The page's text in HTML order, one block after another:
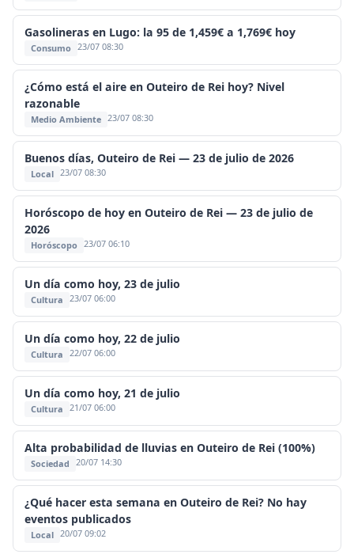
Gasolineras en Lugo: la 95 de 1,459€ a 1,769€ hoy
Consumo 23/07 08:30
¿Cómo está el aire en Outeiro de Rei hoy? Nivel
razonable
Medio Ambiente 23/07 08:30
Buenos días, Outeiro de Rei — 23 de julio de 2026
Local 23/07 08:30
Horóscopo de hoy en Outeiro de Rei — 23 de julio de
2026
Horóscopo 23/07 06:10
Un día como hoy, 23 de julio
Cultura 23/07 06:00
Un día como hoy, 22 de julio
Cultura 22/07 06:00
Un día como hoy, 21 de julio
Cultura 21/07 06:00
Alta probabilidad de lluvias en Outeiro de Rei (100%)
Sociedad 20/07 14:30
¿Qué hacer esta semana en Outeiro de Rei? No hay
eventos publicados
Local 20/07 09:02